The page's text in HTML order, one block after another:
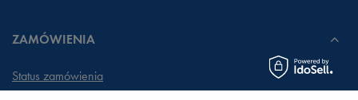
ZAMÓWIENIA
Status zamówienia